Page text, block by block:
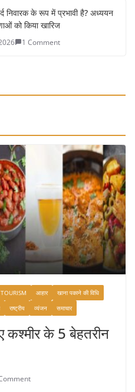
निवारक के रूप में प्रभावी है? अध्ययन
को किया खारिज
1 Comment
आहार
खाना पकाने की विधि
राष्ट्रीय व्यंजन समाचार
कश्मीर के 5 बेहतरीन